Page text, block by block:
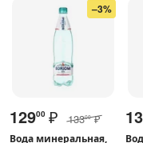
–3%
12900 ₽ 13300 ₽
Вода минеральная,